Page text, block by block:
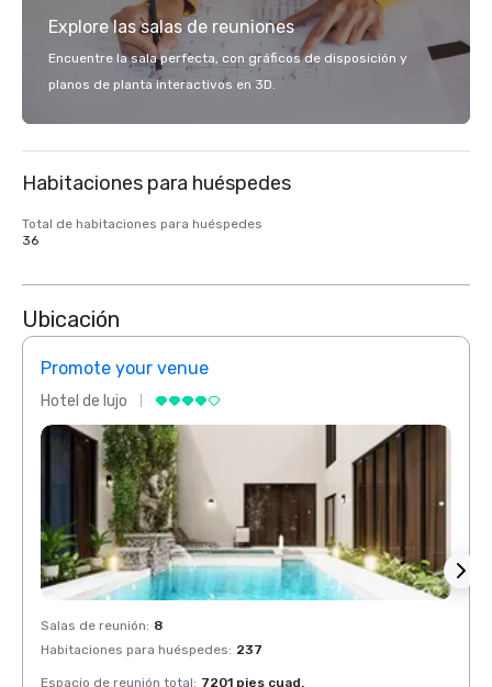
Explore las salas de reuniones
Encuentre la sala perfecta, con gráficos de disposición y
planos de planta interactivos en 3D.
Habitaciones para huéspedes
Total de habitaciones para huéspedes
36
Ubicación
Promote your venue
Hotel de lujo
Salas de reunión: 8
Habitaciones para huéspedes: 237
Espacio de reunión total: 7201 pies cuad.